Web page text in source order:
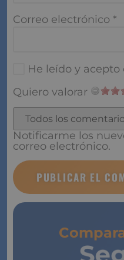
Correo electrónico *
He leído y acepto
Quiero valorar
Notificarme los
correo electrónico.